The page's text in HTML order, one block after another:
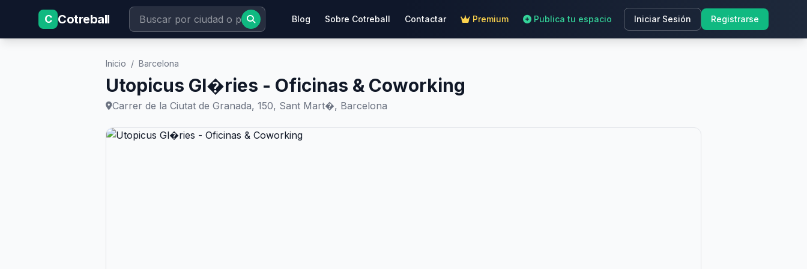
C Cotreball Blog Sobre Cotreball Contactar Premium Publica tu espacio Iniciar Sesión Registrarse
Inicio / Barcelona
Utopicus Gl�ries - Oficinas & Coworking
Carrer de la Ciutat de Granada, 150, Sant Mart�, Barcelona